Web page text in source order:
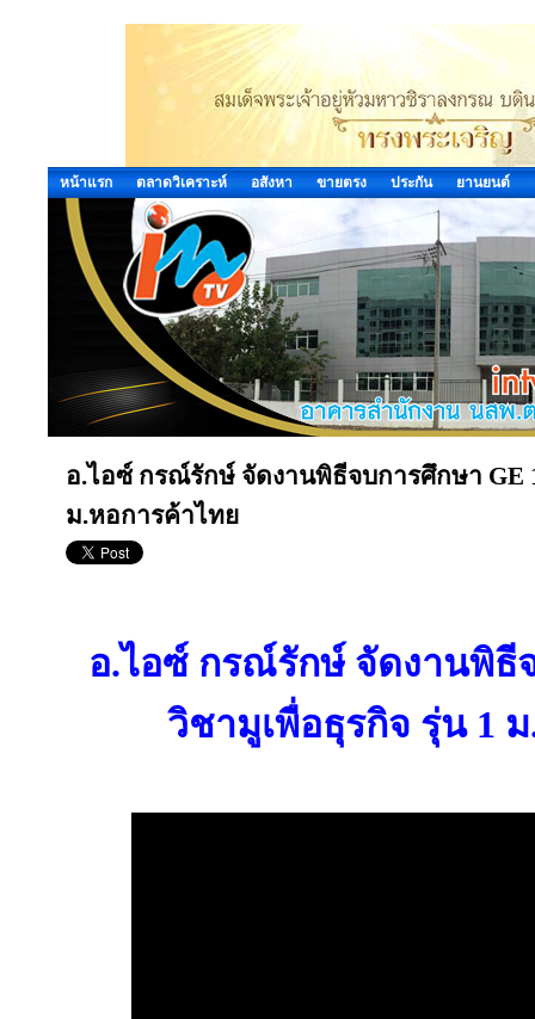
หน้าแรก ตลาดวิเคราะห์ อสังหา ขายตรง ประกัน ยานยนต์
อ.ไอซ์ กรณ์รักษ์ จัดงานพิธีจบการศึกษา GE
ม.หอการค้าไทย
อ.ไอซ์ กรณ์รักษ์ จัดงานพิธี
วิชามูเพื่อธุรกิจ รุ่น 1